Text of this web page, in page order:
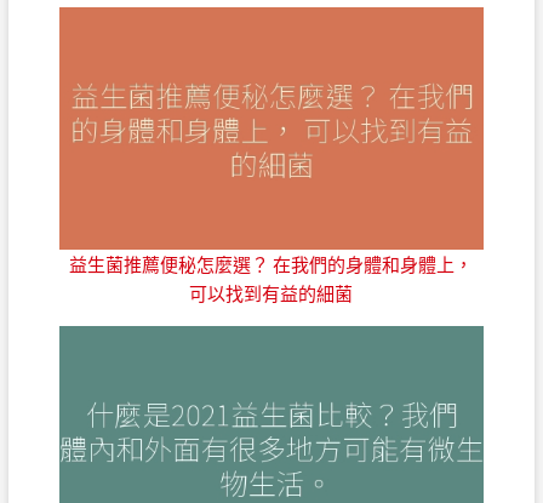
益生菌推薦便秘怎麼選？ 在我們的身體和身體上，
可以找到有益的細菌